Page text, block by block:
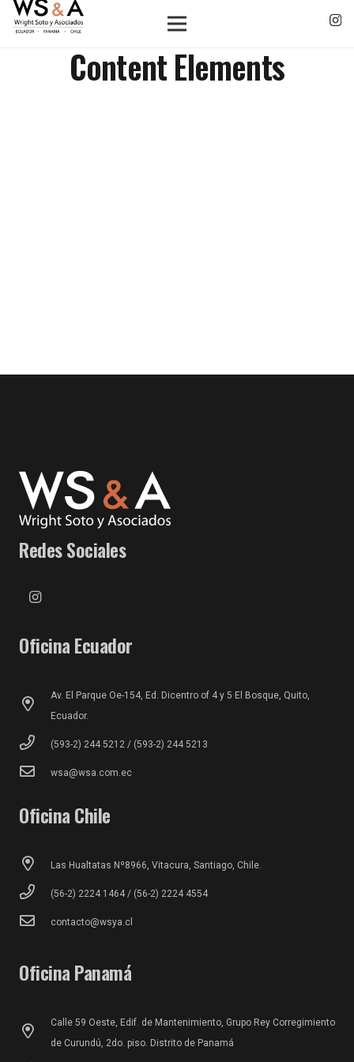
Content Elements
Redes Sociales
Oficina Ecuador
Av. El Parque Oe-154, Ed. Dicentro of 4 y 5 El Bosque, Quito,
Ecuador.
(593-2) 244 5212 / (593-2) 244 5213
wsa@wsa.com.ec
Oficina Chile
Las Hualtatas Nº8966, Vitacura, Santiago, Chile.
(56-2) 2224 1464 / (56-2) 2224 4554
contacto@wsya.cl
Oficina Panamá
Calle 59 Oeste, Edif. de Mantenimiento, Grupo Rey Corregimiento
de Curundú, 2do. piso. Distrito de Panamá